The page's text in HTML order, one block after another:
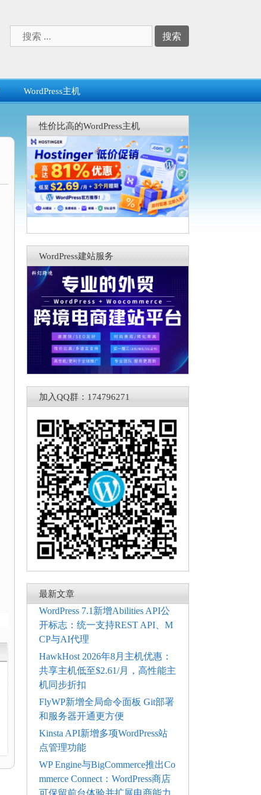
索：
WordPress主机
性价比高的WordPress主机
WordPress建站服务
加入QQ群：174796271
最新文章
WordPress 7.1新增Abilities API公
开标志：统一支持REST API、M
CP与AI代理
HawkHost 2026年8月主机优惠：
共享主机低至$2.61/月，高性能主
机同步折扣
FlyWP新增全局命令面板 Git部署
和服务器开通更方便
Kinsta API新增多项WordPress站
点管理功能
WP Engine与BigCommerce推出Co
mmerce Connect：WordPress商店